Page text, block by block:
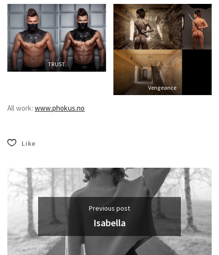
TRUST
Vengeance
All work:www.phokus.no
Like
Previous post
Isabella